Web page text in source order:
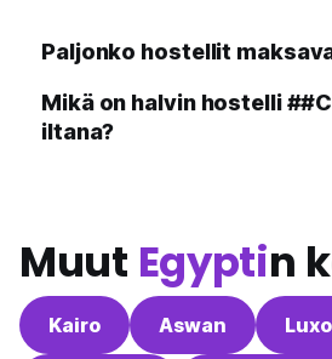
Paljonko hostellit
Mikä on halvin hostelli
iltana?
Muut Egyptin
Kairo Aswan